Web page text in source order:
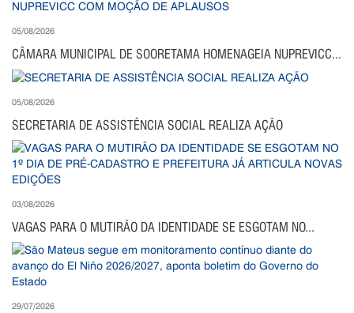
05/08/2026
CÂMARA MUNICIPAL DE SOORETAMA HOMENAGEIA NUPREVICC...
05/08/2026
SECRETARIA DE ASSISTÊNCIA SOCIAL REALIZA AÇÃO
03/08/2026
VAGAS PARA O MUTIRÃO DA IDENTIDADE SE ESGOTAM NO...
29/07/2026